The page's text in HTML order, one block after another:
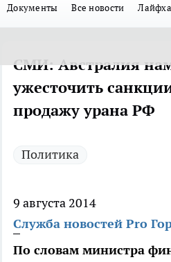
Документы Все новости
СМИ: Австралия
ужесточить
продажу урана РФ
Политика
9 августа 2014
Служба новостей Pro
По словам министра